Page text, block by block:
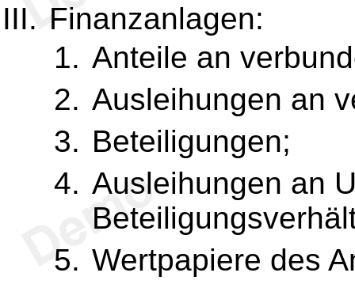
Finanzanlagen:
Anteile an
Ausleihungen an
Beteiligungen;
Ausleihungen an
Wertpapiere des